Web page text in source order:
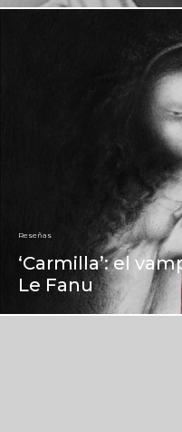
Reseñas
‘Carmilla’: el
Le Fanu